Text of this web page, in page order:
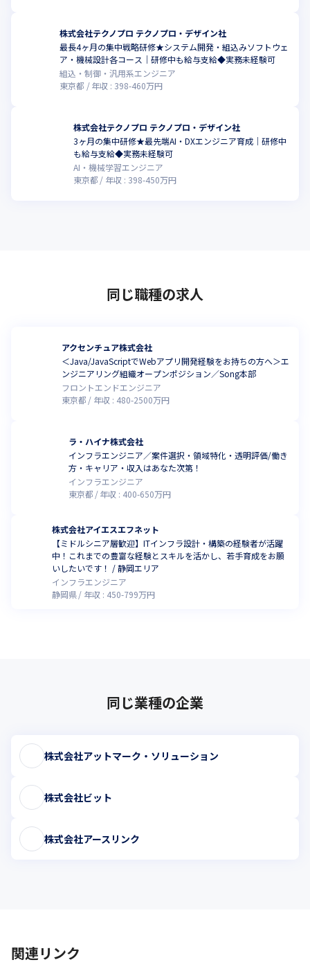
★プライム上場企業を中心に796社のお客様とお取引をしています
株式会社テクノプロ テクノプロ・デザイン社
最長4ヶ月の集中戦略研修★システム開発・組込みソフトウェ
ア・機械設計各コース｜研修中も給与支給◆実務未経験可
組込・制御・汎用系エンジニア
東京都
年収 : 398-460万円
株式会社テクノプロ テクノプロ・デザイン社
3ヶ月の集中研修★最先端AI・DXエンジニア育成｜研修中
も給与支給◆実務未経験可
AI・機械学習エンジニア
東京都
年収 : 398-450万円
同じ職種の求人
アクセンチュア株式会社
＜Java/JavaScriptでWebアプリ開発経験をお持ちの方へ＞エ
ンジニアリング組織オープンポジション／Song本部
フロントエンドエンジニア
東京都
年収 : 480-2500万円
ラ・ハイナ株式会社
インフラエンジニア／案件選択・領域特化・透明評価/働き
方・キャリア・収入はあなた次第！
インフラエンジニア
東京都
年収 : 400-650万円
株式会社アイエスエフネット
【ミドルシニア層歓迎】ITインフラ設計・構築の経験者が活躍
中！これまでの豊富な経験とスキルを活かし、若手育成をお願
いしたいです！ / 静岡エリア
インフラエンジニア
静岡県
年収 : 450-799万円
同じ業種の企業
株式会社アットマーク・ソリューション
株式会社ビット
株式会社アースリンク
関連リンク